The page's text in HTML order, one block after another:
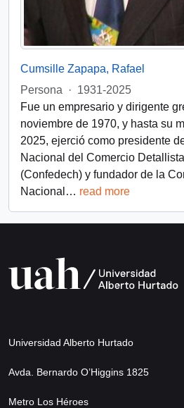
Cumsille Zapapa, Rafael
Persona
· 1931-2025
Fue un empresario y dirigente
noviembre de 1970, y hasta su
2025, ejerció como presidente
Nacional del Comercio
(Confedech) y fundador de la
Nacional … read more
Universidad Alberto Hurtado
Avda. Bernardo O’Higgins 1825
Metro Los Héroes